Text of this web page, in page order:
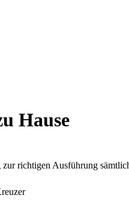
Hause
richtigen Ausführung